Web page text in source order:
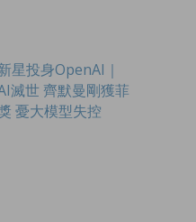
星投身OpenAI｜
滅世 齊默曼剛獲菲
憂大模型失控